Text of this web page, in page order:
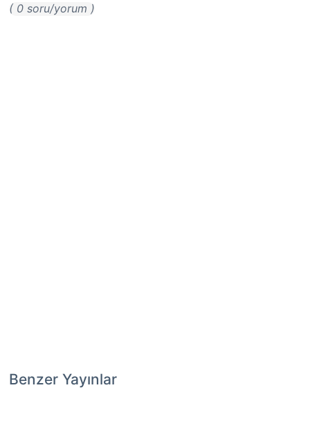
( 0 soru/yorum )
Benzer Yayınlar